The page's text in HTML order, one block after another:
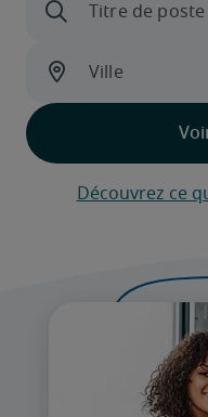
Découvrez ce